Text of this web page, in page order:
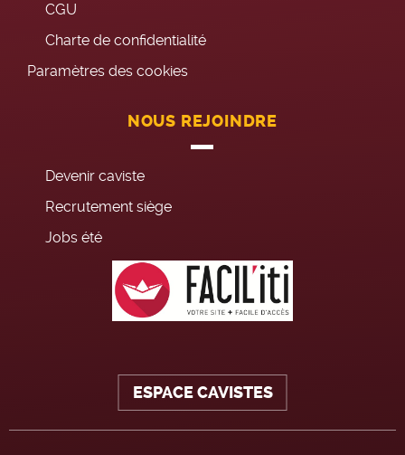
CGU
Charte de confidentialité
Paramètres des cookies
NOUS REJOINDRE
Devenir caviste
Recrutement siège
Jobs été
ESPACE CAVISTES